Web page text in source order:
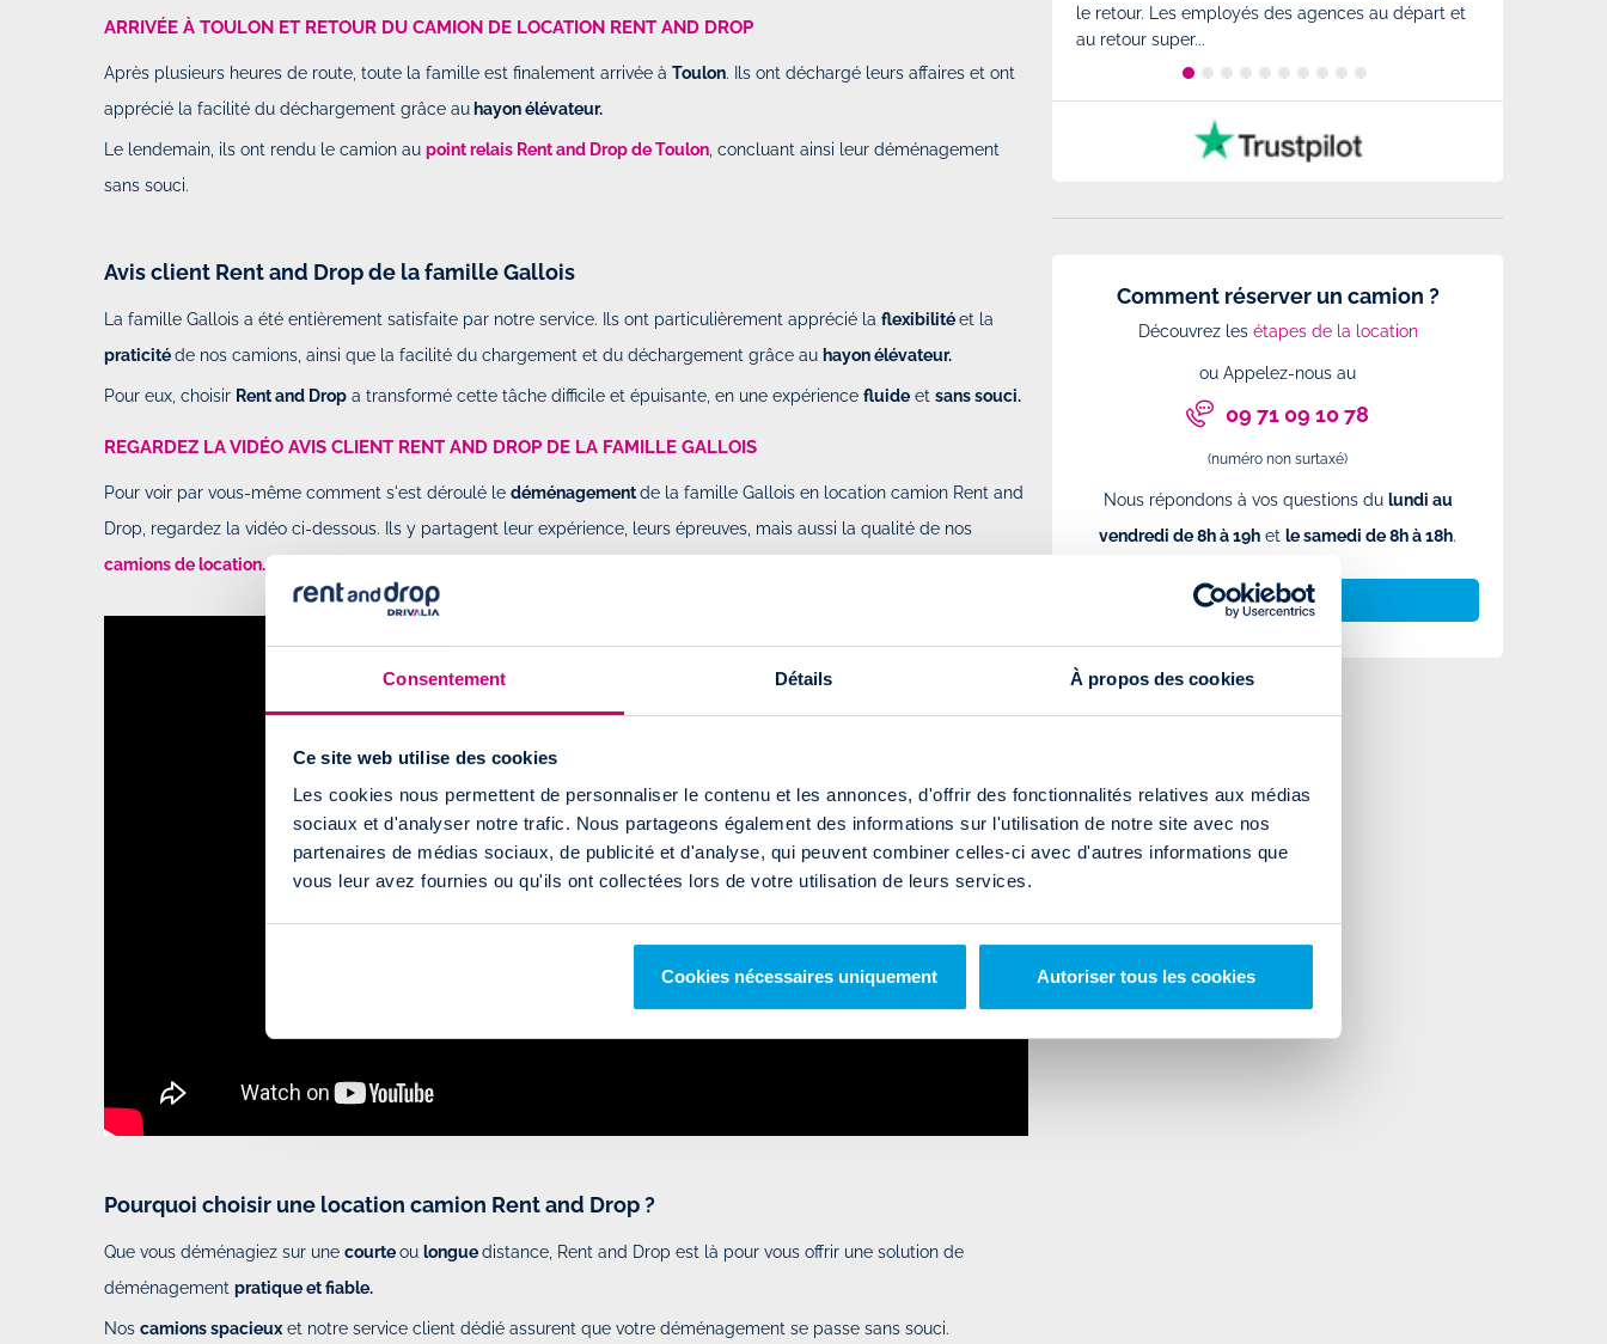
Consentement Détails À propos des cookies
Ce site web utilise des cookies
Les cookies nous permettent de personnaliser le contenu et les annonces, d'offrir des fonctionnalités relatives aux médias
sociaux et d'analyser notre trafic. Nous partageons également des informations sur l'utilisation de notre site avec nos
partenaires de médias sociaux, de publicité et d'analyse, qui peuvent combiner celles-ci avec d'autres informations que
vous leur avez fournies ou qu'ils ont collectées lors de votre utilisation de leurs services.
Cookies nécessaires uniquement Autoriser tous les cookies
ARRIVÉE À TOULON ET RETOUR DU CAMION DE LOCATION RENT AND DROP
Après plusieurs heures de route, toute la famille est finalement arrivée à Toulon. Ils ont déchargé leurs affaires et ont
apprécié la facilité du déchargement grâce au hayon élévateur.
Le lendemain, ils ont rendu le camion au point relais Rent and Drop de Toulon , concluant ainsi leur déménagement
sans souci.
Avis client Rent and Drop de la famille Gallois
La famille Gallois a été entièrement satisfaite par notre service. Ils ont particulièrement apprécié la flexibilitéet la
praticitéde nos camions, ainsi que la facilité du chargement et du déchargement grâce au hayon élévateur.
Pour eux, choisir Rent and Drop a transformé cette tâche difficile et épuisante, en une expérience fluide et sans souci.
REGARDEZ LA VIDÉO AVIS CLIENT RENT AND DROP DE LA FAMILLE GALLOIS
Pour voir par vous-même comment s'est déroulé le déménagementde la famille Gallois en location camion Rent and
Drop, regardez la vidéo ci-dessous. Ils y partagent leur expérience, leurs épreuves, mais aussi la qualité de nos
camions de location.
Pourquoi choisir une location camion Rent and Drop ?
Que vous déménagiez sur une courteou longuedistance, Rent and Drop est là pour vous offrir une solution de
déménagement pratique et fiable.
Nos camions spacieux et notre service client dédié assurent que votre déménagement se passe sans souci.
bien géré photos...
le retour. Les employés des agences au départ et
au retour super...
Comment réserver un camion ?
Découvrez les étapes de la location
ou Appelez-nous au
09 71 09 10 78
(numéro non surtaxé)
Nous répondons à vos questions du lundi au
vendredi de 8h à 19h et le samedi de 8h à 18h.
NOUS CONTACTER